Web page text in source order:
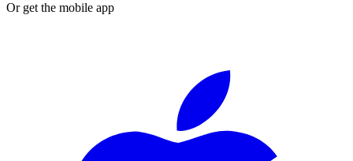
Or get the mobile app